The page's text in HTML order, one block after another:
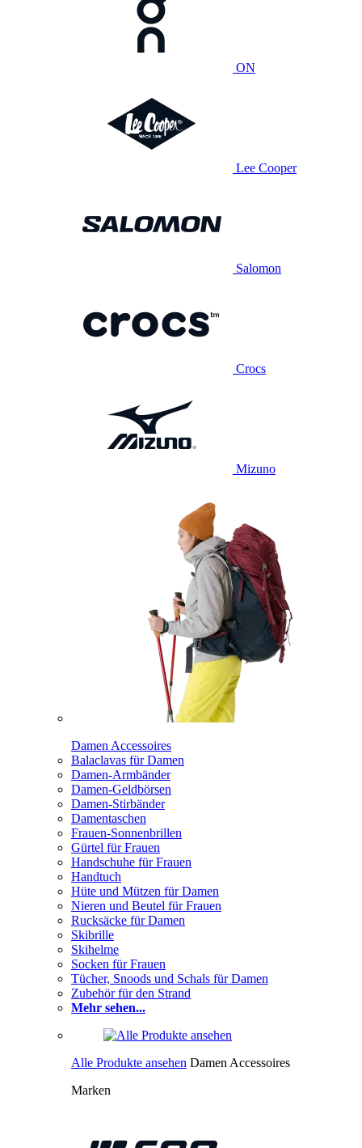
ON
Lee Cooper
Salomon
Crocs
Mizuno
Damen Accessoires
Balaclavas für Damen
Damen-Armbänder
Damen-Geldbörsen
Damen-Stirbänder
Damentaschen
Frauen-Sonnenbrillen
Gürtel für Frauen
Handschuhe für Frauen
Handtuch
Hüte und Mützen für Damen
Nieren und Beutel für Frauen
Rucksäcke für Damen
Skibrille
Skihelme
Socken für Frauen
Tücher, Snoods und Schals für Damen
Zubehör für den Strand
Mehr sehen...
Alle Produkte ansehen Damen Accessoires
Marken